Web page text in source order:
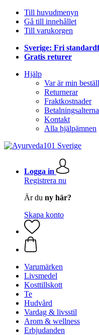
Till huvudmenyn
Gå till innehållet
Till varukorgen
Sverige: Fri
Gratis returer
Hjälp
Var är min
Returnerar
Fraktkostnader
Kontakt
Alla hjälpämnen
Logga in
Registrera nu
Är du ny här?
Skapa konto
Varumärken
Livsmedel
Kosttillskott
Te
Hudvård
Vardag & livsstil
Arom & wellness
Erbjudanden